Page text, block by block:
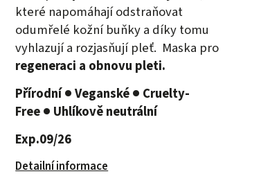
které napomáhají odstraňovat
odumřelé kožní buňky a díky tomu
vyhlazují a rozjasňují pleť. Maska pro
regeneraci a obnovu pleti.
Přírodní ● Veganské ● Cruelty-
Free ● Uhlíkově neutrální
Exp.09/26
Detailní informace